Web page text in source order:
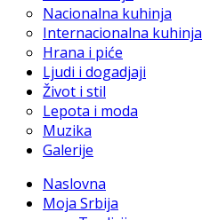
Nacionalna kuhinja
Internacionalna kuhinja
Hrana i piće
Ljudi i dogadjaji
Život i stil
Lepota i moda
Muzika
Galerije
Naslovna
Moja Srbija